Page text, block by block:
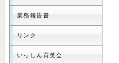
業務報告書
リンク
いっしん育英会